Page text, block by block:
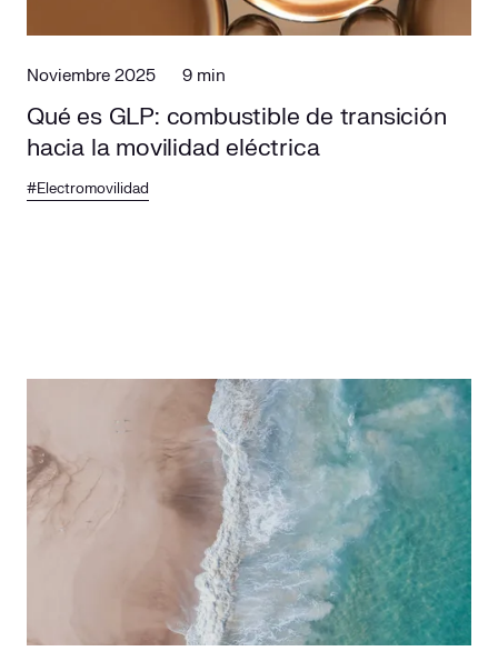
Noviembre 2025 9 min
Qué es GLP: combustible de transición
hacia la movilidad eléctrica
#Electromovilidad